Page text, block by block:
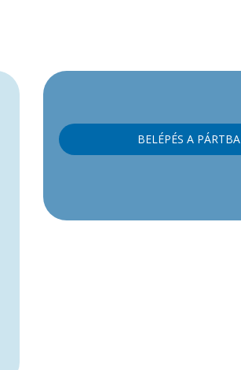
BELÉPÉS A PÁRTBA